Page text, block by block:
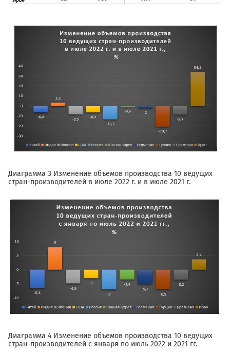
Диаграмма 3 Изменение объемов производства 10 ведущих
стран-производителей в июле 2022 г. и в июле 2021 г.
Диаграмма 4 Изменение объемов производства 10 ведущих
стран-производителей с января по июль 2022 и 2021 гг.